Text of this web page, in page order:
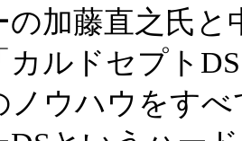
の加藤直之氏と
カルドセプト
ノウハウをす